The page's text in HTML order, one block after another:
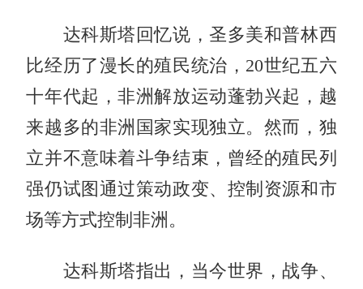
达科斯塔回忆说，圣多美和普林西
比经历了漫长的殖民统治，20世纪五六
十年代起，非洲解放运动蓬勃兴起，越
来越多的非洲国家实现独立。然而，独
立并不意味着斗争结束，曾经的殖民列
强仍试图通过策动政变、控制资源和市
场等方式控制非洲。
达科斯塔指出，当今世界，战争、